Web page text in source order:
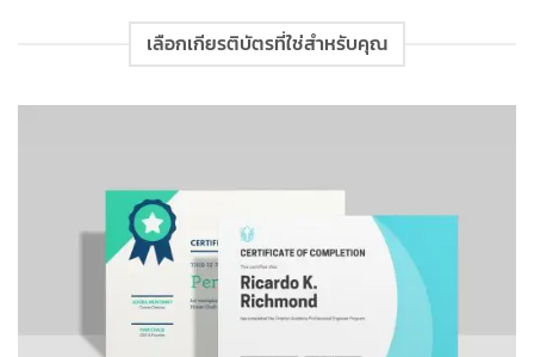
เลือกเกียรติบัตรที่ใช่สำหรับคุณ